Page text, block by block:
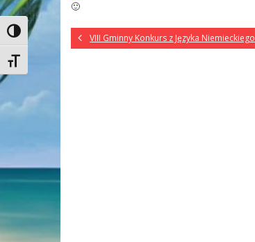
Toggle High Contrast
Toggle Font size
VIII Gminny Konkurs z Języka Niemieckiego